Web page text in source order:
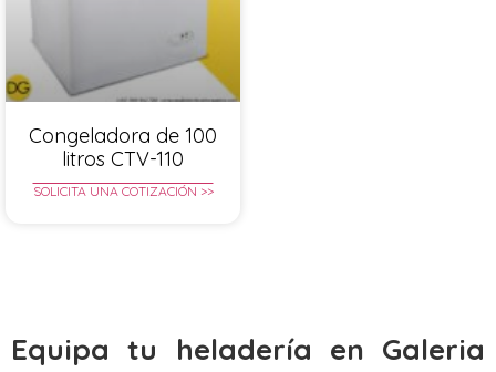
Congeladora de 100
litros CTV-110
SOLICITA UNA COTIZACIÓN >>
Equipa tu heladería en Galeria